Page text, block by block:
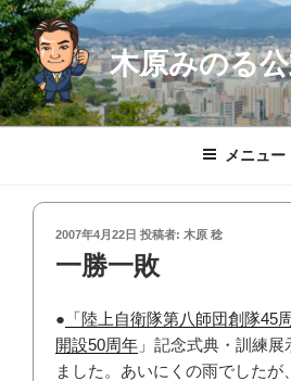
コ
ン
テ
ン
ツ
木原みのる
メニュー
投
2007年4月22日 投稿者: 木原 稔
一勝一敗
● 「陸上自衛隊第八師団創隊45
開設50周年 」記念式典・訓練
ました。あいにくの雨でしたが